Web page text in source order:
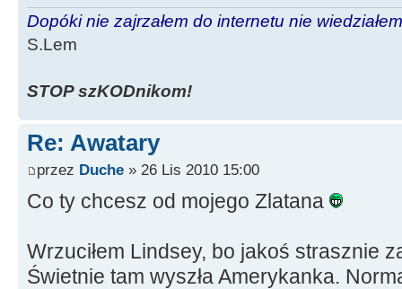
Dopóki nie zajrzałem do internetu nie
S.Lem
STOP szKODnikom!
Re: Awatary
przez Duche » 26 Lis 2010 15:00
Co ty chcesz od mojego Zlatana
Wrzuciłem Lindsey, bo jakoś strasznie
Świetnie tam wyszła Amerykanka.